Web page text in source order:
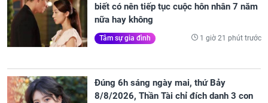
biết có nên tiếp tục cuộc hôn nhân 7 năm
nữa hay không
Tâm sự gia đình 1 giờ 21 phút trước
Đúng 6h sáng ngày mai, thứ Bảy
8/8/2026, Thần Tài chỉ đích danh 3 con